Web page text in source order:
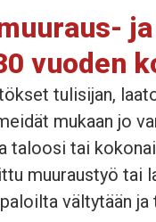
vuoden
tulisijan,
mukaan jo
taloosi tai
muuraustyö
vältytään ja